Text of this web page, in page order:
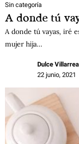
Sin categoría
A donde tú
A donde tú vayas, iré
mujer hija…
Dulce
22 junio, 2021